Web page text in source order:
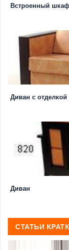
Встроенный
Диван с отделкой
Диван
СТАТЬИ